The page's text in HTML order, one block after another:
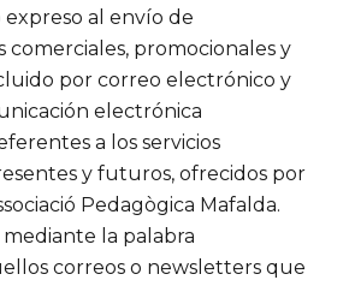
al envío de
comerciales, promocionales y
por correo electrónico y
electrónica
a los servicios
y futuros, ofrecidos por
Pedagògica Mafalda.
la palabra
correos o newsletters que